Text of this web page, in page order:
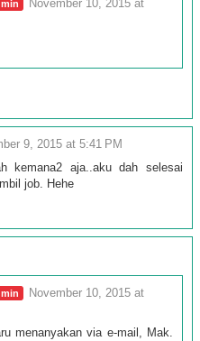
November 10, 2015 at
9, 2015 at 5:41 PM
kemana2 aja..aku dah selesai
job. Hehe
November 10, 2015 at
menanyakan via e-mail, Mak.